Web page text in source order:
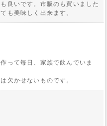
良いです。市販のも買いました
も美味しく出来ます。
って毎日、家族で飲んでいま
欠かせないものです。